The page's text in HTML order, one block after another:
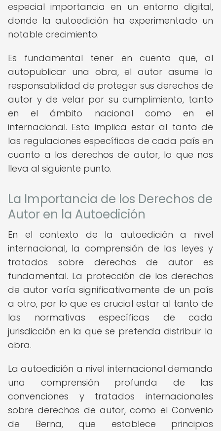
especial importancia en un entorno digital,
donde la autoedición ha experimentado un
notable crecimiento.
Es fundamental tener en cuenta que, al
autopublicar una obra, el autor asume la
responsabilidad de proteger sus derechos de
autor y de velar por su cumplimiento, tanto
en el ámbito nacional como en el
internacional. Esto implica estar al tanto de
las regulaciones específicas de cada país en
cuanto a los derechos de autor, lo que nos
lleva al siguiente punto.
La Importancia de los Derechos de
Autor en la Autoedición
En el contexto de la autoedición a nivel
internacional, la comprensión de las leyes y
tratados sobre derechos de autor es
fundamental. La protección de los derechos
de autor varía significativamente de un país
a otro, por lo que es crucial estar al tanto de
las normativas específicas de cada
jurisdicción en la que se pretenda distribuir la
obra.
La autoedición a nivel internacional demanda
una comprensión profunda de las
convenciones y tratados internacionales
sobre derechos de autor, como el Convenio
de Berna, que establece principios